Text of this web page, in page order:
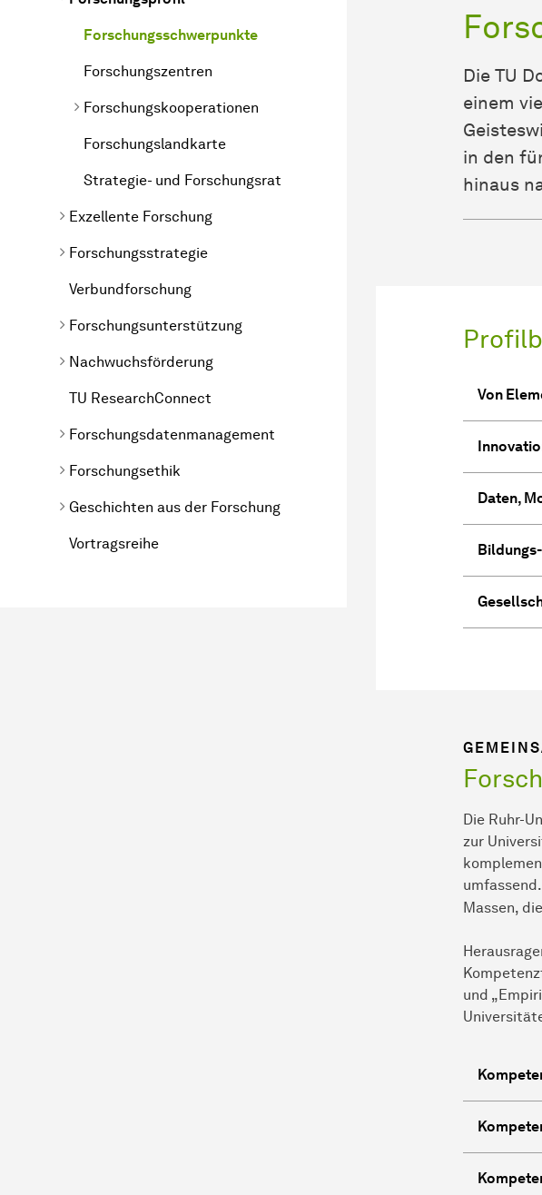
Forschungsschwerpunkte
Forschungszentren
Forschungskooperationen
Forschungslandkarte
Strategie- und Forschungsrat
Exzellente Forschung
Forschungsstrategie
Verbundforschung
Forschungsunterstützung
Nachwuchsförderung
TU ResearchConnect
Forschungsdatenmanagement
Forschungsethik
Geschichten aus der Forschung
Vortragsreihe
Die TU
einem
in den
hinaus
Von
Daten,
Die Ruhr-
zur
Massen,
und